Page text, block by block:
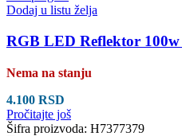
Dodaj u listu želja
RGB LED Reflektor
Nema na stanju
4.100 RSD
Pročitajte još
Šifra proizvoda: H7377379